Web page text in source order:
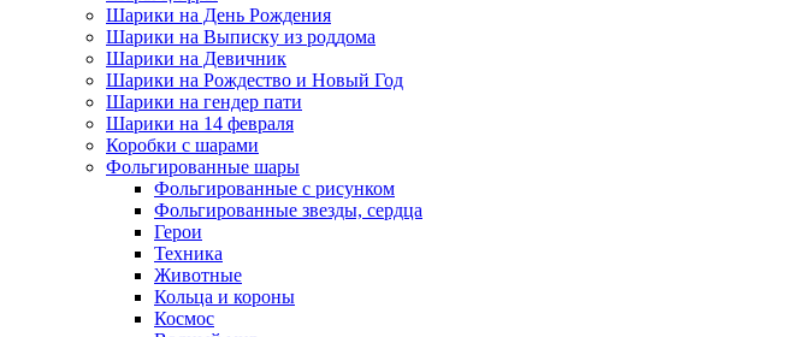
Шарики на День Рождения
Шарики на Выписку из роддома
Шарики на Девичник
Шарики на Рождество и Новый Год
Шарики на гендер пати
Шарики на 14 февраля
Коробки с шарами
Фольгированные шары
Фольгированные с рисунком
Фольгированные звезды, сердца
Герои
Техника
Животные
Кольца и короны
Космос